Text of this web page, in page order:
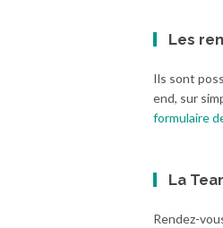
Les
Ils sont
end, sur
formulaire
La
Rendez-